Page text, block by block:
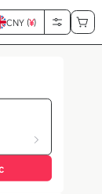
CNY (¥)